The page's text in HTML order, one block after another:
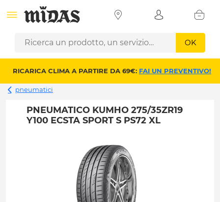
OK
RICARICA CLIMA A PARTIRE DA 69€: FAI UN PREVENTIVO!
pneumatici
PNEUMATICO KUMHO 275/35ZR19
Y100 ECSTA SPORT S PS72 XL